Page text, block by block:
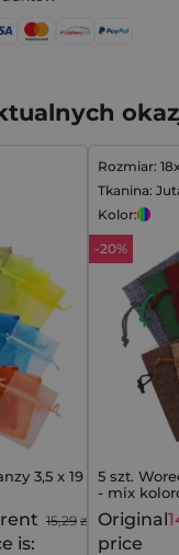
3,5 x 19
15,29 zł
is:
Rozmiar:
Tkanina:
Kolor:
-20%
5 szt.
- mix
Original
price